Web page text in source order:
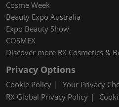
Cosme Week
Beauty Expo Australia
Expo Beauty Show
COSMEX
Discover more RX Cosmetics &
Privacy Options
Cookie Policy
Your Privacy
RX Global Privacy Policy